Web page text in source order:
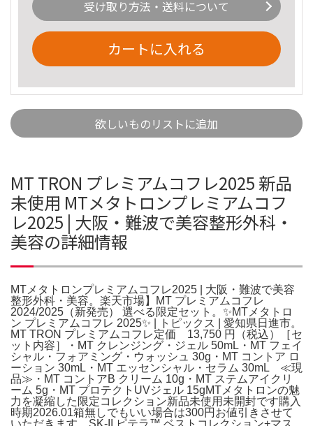
受け取り方法・送料について
カートに入れる
欲しいものリストに追加
MT TRON プレミアムコフレ2025 新品
未使用 MTメタトロンプレミアムコフ
レ2025 | 大阪・難波で美容整形外科・
美容の詳細情報
MTメタトロンプレミアムコフレ2025 | 大阪・難波で美容
整形外科・美容。楽天市場】MT プレミアムコフレ
2024/2025（新発売） 選べる限定セット。✨MTメタトロ
ン プレミアムコフレ 2025✨ | トピックス | 愛知県日進市。
MT TRON プレミアムコフレ定価 13,750 円（税込）［セ
ット内容］・MT クレンジング・ジェル 50mL・MT フェイ
シャル・フォアミング・ウォッシュ 30g・MT コントア ロ
ーション 30mL・MT エッセンシャル・セラム 30mL ≪現
品≫・MT コントアB クリーム 10g・MT ステムアイクリ
ーム 5g・MT プロテクトUVジェル 15gMTメタトロンの魅
力を凝縮した限定コレクション新品未使用未開封です購入
時期2026.01箱無しでもいい場合は300円お値引きさせて
いただきます。SK-II ピテラ™ ベストコレクション+マス